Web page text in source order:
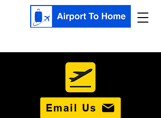
Email Us